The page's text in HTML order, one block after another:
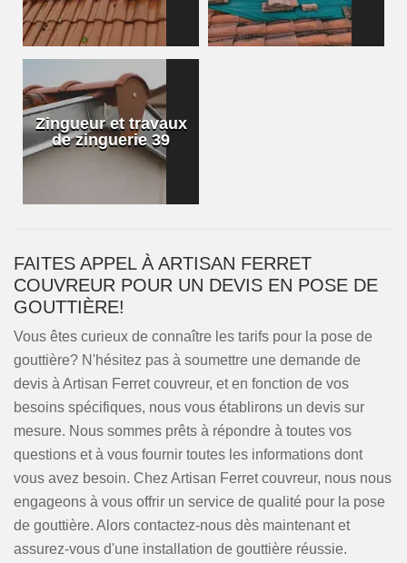
Zingueur et travaux
de zinguerie 39
FAITES APPEL À ARTISAN FERRET
COUVREUR POUR UN DEVIS EN POSE DE
GOUTTIÈRE!
Vous êtes curieux de connaître les tarifs pour la pose de
gouttière? N'hésitez pas à soumettre une demande de
devis à Artisan Ferret couvreur, et en fonction de vos
besoins spécifiques, nous vous établirons un devis sur
mesure. Nous sommes prêts à répondre à toutes vos
questions et à vous fournir toutes les informations dont
vous avez besoin. Chez Artisan Ferret couvreur, nous nous
engageons à vous offrir un service de qualité pour la pose
de gouttière. Alors contactez-nous dès maintenant et
assurez-vous d'une installation de gouttière réussie.